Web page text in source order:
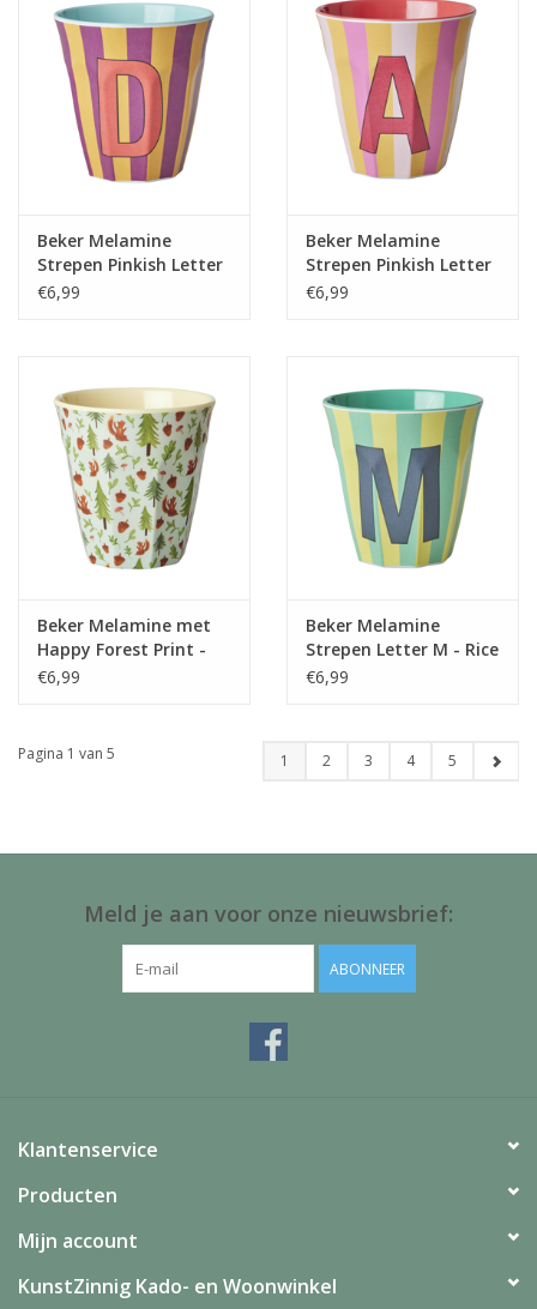
Beker Melamine
Strepen Pinkish Letter
D - Rice
€6,99
Beker Melamine
Strepen Pinkish Letter
A - Rice
€6,99
Beker Melamine met
Happy Forest Print -
Rice
€6,99
Beker Melamine
Strepen Letter M - Rice
€6,99
Pagina 1 van 5 1 2 3 4 5
Meld je aan voor onze nieuwsbrief:
ABONNEER
Klantenservice
Producten
Mijn account
KunstZinnig Kado- en Woonwinkel